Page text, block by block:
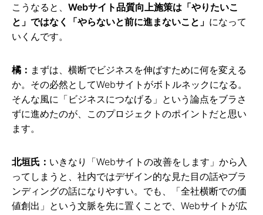
こうなると、 Webサイト品質向上施策は「やりたいこ
と」ではなく「やらないと前に進まないこと」 になって
いくんです。
橘： まずは、横断でビジネスを伸ばすために何を変える
か。その必然としてWebサイトがボトルネックになる。
そんな風に「ビジネスにつなげる」という論点をブラさ
ずに進めたのが、このプロジェクトのポイントだと思い
ます。
北垣氏： いきなり「Webサイトの改善をします」から入
ってしまうと、社内ではデザイン的な見た目の話やブラ
ンディングの話になりやすい。でも、「全社横断での価
値創出」という文脈を先に置くことで、Webサイトが広